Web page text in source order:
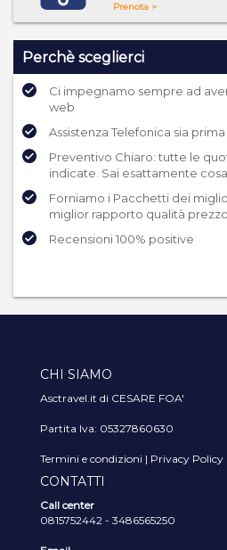
Prenota >
Perchè sceglierci
Ci impegnamo sempre ad
web
Assistenza Telefonica sia
Preventivo Chiaro: tutte le
indicate. Sai esattamente
Forniamo i Pacchetti dei
miglior rapporto qualità prezzo
Recensioni 100% positive
CHI SIAMO
Asctravel.it di CESARE FOA'
Partita Iva: 05327860630
Termini e condizioni | Privacy Policy
CONTATTI
Call center
0815752442 - 3486565250